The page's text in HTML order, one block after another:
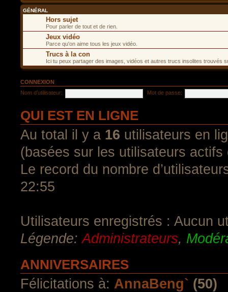
GÉNÉRAL
Hors sujet
Pour parler de tout et de rien.
Jeux vidéo
Parce qu'on aime tous les jeux vidéo.
Trucs à la con
Ici tu peux partager des images, vidéos et autres trucs insolites trouvés
CONNEXION
Nom d’utilisateur:
Mot de passe:
QUI EST EN LIGNE
Au total il y a 16 utilisateurs en
(basées sur les utilisateurs
Le record du nombre
22:55
Utilisateurs enregistrés : Aucun
Légende:Administrateurs,
ANNIVERSAIRES
Félicitations à: AnnaBeng` (50)